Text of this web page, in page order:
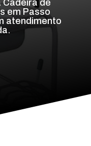
Cadeira de
em Passo
atendimento